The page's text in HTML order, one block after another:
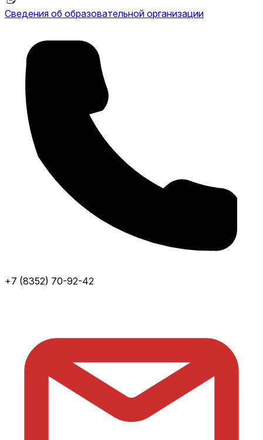
Сведения об образовательной организации
+7 (8352) 70-92-42